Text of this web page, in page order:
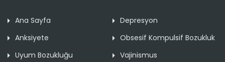
Ana Sayfa
Depresyon
Anksiyete
Obsesif Kompulsif Bozukluk
Uyum Bozukluğu
Vajinismus